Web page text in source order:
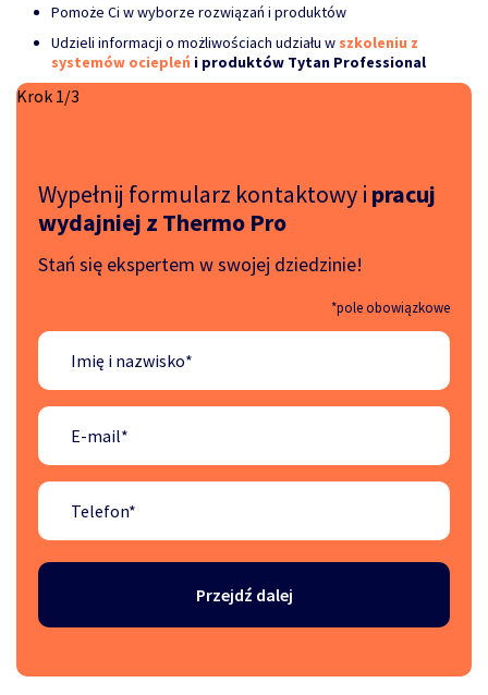
Pomoże Ci w wyborze rozwiązań i produktów
Udzieli informacji o możliwościach udziału w szkoleniu z
systemów ociepleń i produktów Tytan Professional
Krok 1/3
Wypełnij formularz kontaktowy i pracuj
wydajniej z Thermo Pro
Stań się ekspertem w swojej dziedzinie!
*pole obowiązkowe
Przejdź dalej